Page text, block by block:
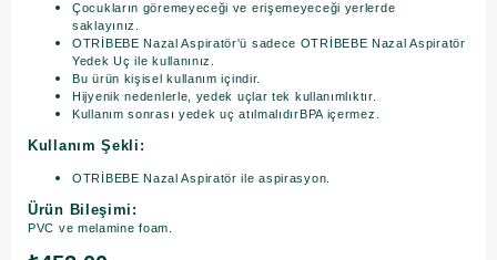
Çocukların göremeyeceği ve erişemeyeceği yerlerde
saklayınız.
OTRİBEBE Nazal Aspiratör'ü sadece OTRİBEBE Nazal Aspiratör
Yedek Uç ile kullanınız.
Bu ürün kişisel kullanım içindir.
Hijyenik nedenlerle, yedek uçlar tek kullanımlıktır.
Kullanım sonrası yedek uç atılmalıdırBPA içermez.
Kullanım Şekli:
OTRİBEBE Nazal Aspiratör ile aspirasyon.
Ürün Bileşimi:
PVC ve melamine foam.